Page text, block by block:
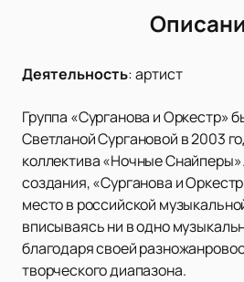
Деятельность:артист
Группа «Сурганова и Оркестр»
Светланой Сургановой в 2003
коллектива «Ночные
создания, «Сурганова и
место в российской
вписываясь ни в одно
благодаря своей
творческого диапазона.